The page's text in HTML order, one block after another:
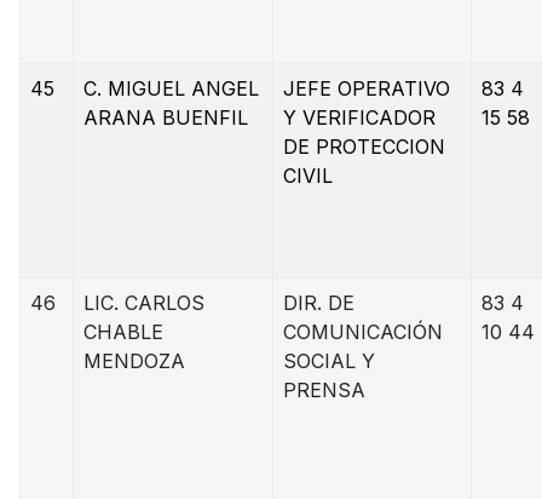
45
C. MIGUEL ANGEL
ARANA BUENFIL
JEFE OPERATIVO
Y VERIFICADOR
DE PROTECCION
CIVIL
83 4
15 58
46
LIC. CARLOS
CHABLE
MENDOZA
DIR. DE
COMUNICACIÓN
SOCIAL Y
PRENSA
83 4
10 44